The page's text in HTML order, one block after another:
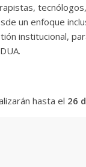
un enfoque
institucional,
hasta el 26